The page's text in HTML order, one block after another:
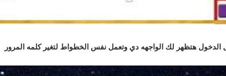
الدخول هتظهر لك الواجهه دي وتعمل نفس الخطواط لتغير كلمه المرور